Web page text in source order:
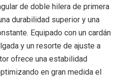
de doble hilera de primera
durabilidad superior y una
Equipado con un cardán
y un resorte de ajuste a
ofrece una estabilidad
en gran medida el